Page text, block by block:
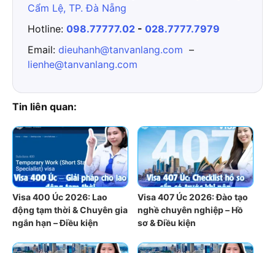
Cẩm Lệ, TP. Đà Nẵng
Hotline: 098.77777.02 - 028.7777.7979
Email: dieuhanh@tanvanlang.com –
lienhe@tanvanlang.com
Tin liên quan:
Visa 400 Úc 2026: Lao
động tạm thời & Chuyên gia
ngắn hạn – Điều kiện
Visa 407 Úc 2026: Đào tạo
nghề chuyên nghiệp – Hồ
sơ & Điều kiện